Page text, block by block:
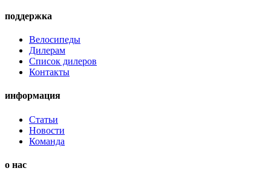
поддержка
Велосипеды
Дилерам
Список дилеров
Контакты
информация
Статьи
Новости
Команда
о нас